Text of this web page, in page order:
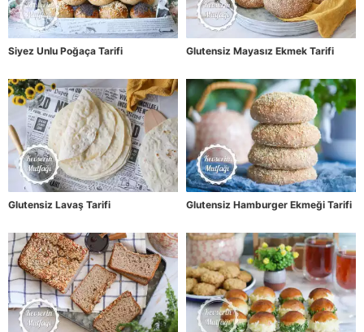
Siyez Unlu Poğaça Tarifi Glutensiz Mayasız Ekmek Tarifi
Glutensiz Lavaş Tarifi Glutensiz Hamburger Ekmeği Tarifi